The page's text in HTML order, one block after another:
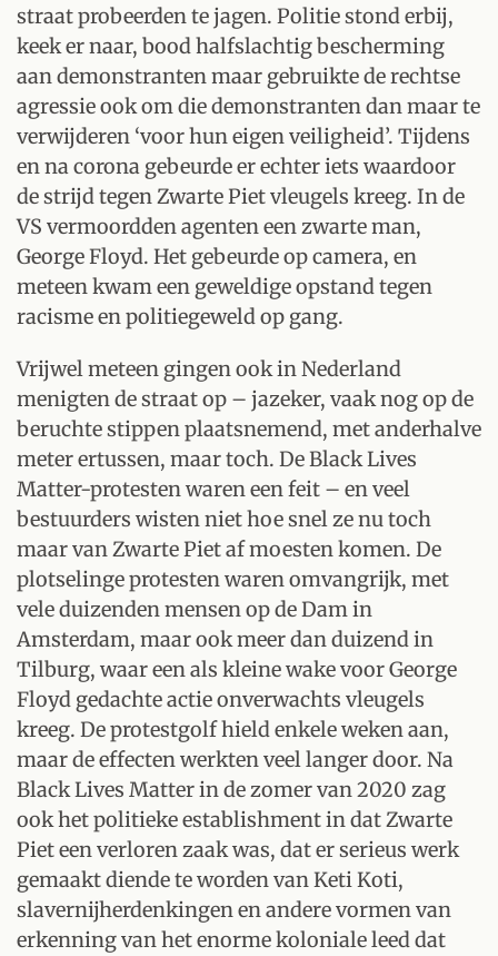
straat probeerden te jagen. Politie stond erbij,
keek er naar, bood halfslachtig bescherming
aan demonstranten maar gebruikte de rechtse
agressie ook om die demonstranten dan maar te
verwijderen ‘voor hun eigen veiligheid’. Tijdens
en na corona gebeurde er echter iets waardoor
de strijd tegen Zwarte Piet vleugels kreeg. In de
VS vermoordden agenten een zwarte man,
George Floyd. Het gebeurde op camera, en
meteen kwam een geweldige opstand tegen
racisme en politiegeweld op gang.
Vrijwel meteen gingen ook in Nederland
menigten de straat op – jazeker, vaak nog op de
beruchte stippen plaatsnemend, met anderhalve
meter ertussen, maar toch. De Black Lives
Matter-protesten waren een feit – en veel
bestuurders wisten niet hoe snel ze nu toch
maar van Zwarte Piet af moesten komen. De
plotselinge protesten waren omvangrijk, met
vele duizenden mensen op de Dam in
Amsterdam, maar ook meer dan duizend in
Tilburg, waar een als kleine wake voor George
Floyd gedachte actie onverwachts vleugels
kreeg. De protestgolf hield enkele weken aan,
maar de effecten werkten veel langer door. Na
Black Lives Matter in de zomer van 2020 zag
ook het politieke establishment in dat Zwarte
Piet een verloren zaak was, dat er serieus werk
gemaakt diende te worden van Keti Koti,
slavernijherdenkingen en andere vormen van
erkenning van het enorme koloniale leed dat